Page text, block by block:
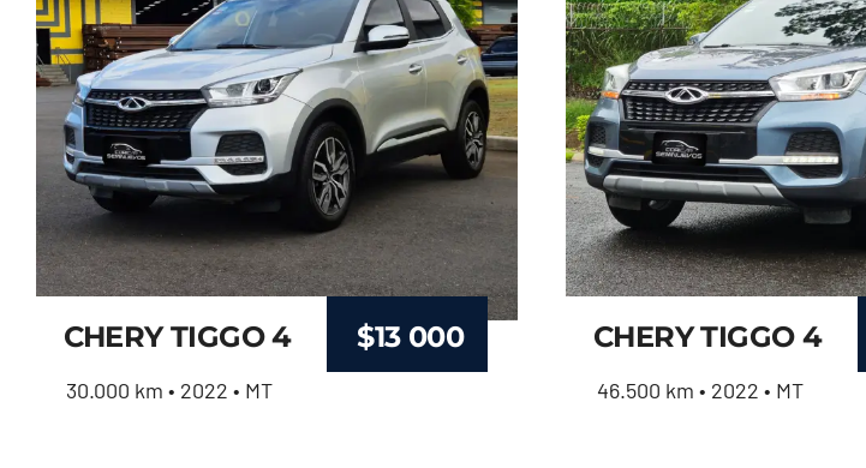
CHERY TIGGO 4 $13 000
30.000 km • 2022 • MT
CHERY TIGGO 4
46.500 km • 2022 • MT